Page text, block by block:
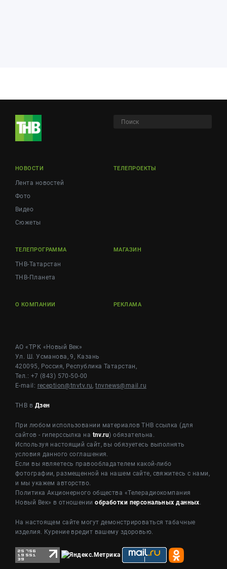
НОВОСТИ
Лента новостей
Фото
Видео
Сюжеты
ТЕЛЕПРОЕКТЫ
ТЕЛЕПРОГРАММА
ТНВ-Татарстан
ТНВ-Планета
МАГАЗИН
О КОМПАНИИ РЕКЛАМА
АО «ТРК «Новый Век»
Ул. Ш. Усманова, 9, Казань
420095, Россия, Республика Татарстан,
Тел.: +7 (843) 570-50-00
E-mail: reception@tnvtv.ru,tnvnews@mail.ru
ТНВ в Дзен
При любом использовании материалов ТНВ ссылка (для
сайтов - гиперссылка на tnv.ru) обязательна.
Используя настоящий сайт, вы обязуетесь выполнять
условия данного соглашения.
Если вы являетесь правообладателем какой-либо
фотографии, размещенной на нашем сайте, свяжитесь с нами,
и мы укажем авторство.
Политика Акционерного общества «Телерадиокомпания
Новый Век» в отношенииобработки персональных данных.
На настоящем сайте могут демонстрироваться табачные
изделия. Курение вредит вашему здоровью.